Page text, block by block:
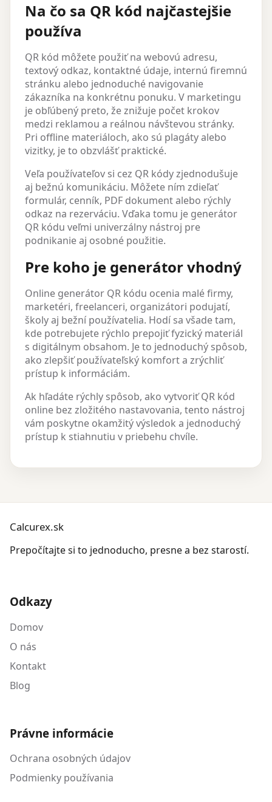
Na čo sa QR kód najčastejšie
používa
QR kód môžete použiť na webovú adresu,
textový odkaz, kontaktné údaje, internú firemnú
stránku alebo jednoduché navigovanie
zákazníka na konkrétnu ponuku. V marketingu
je obľúbený preto, že znižuje počet krokov
medzi reklamou a reálnou návštevou stránky.
Pri offline materiáloch, ako sú plagáty alebo
vizitky, je to obzvlášť praktické.
Veľa používateľov si cez QR kódy zjednodušuje
aj bežnú komunikáciu. Môžete ním zdieľať
formulár, cenník, PDF dokument alebo rýchly
odkaz na rezerváciu. Vďaka tomu je generátor
QR kódu veľmi univerzálny nástroj pre
podnikanie aj osobné použitie.
Pre koho je generátor vhodný
Online generátor QR kódu ocenia malé firmy,
marketéri, freelanceri, organizátori podujatí,
školy aj bežní používatelia. Hodí sa všade tam,
kde potrebujete rýchlo prepojiť fyzický materiál
s digitálnym obsahom. Je to jednoduchý spôsob,
ako zlepšiť používateľský komfort a zrýchliť
prístup k informáciám.
Ak hľadáte rýchly spôsob, ako vytvoriť QR kód
online bez zložitého nastavovania, tento nástroj
vám poskytne okamžitý výsledok a jednoduchý
prístup k stiahnutiu v priebehu chvíle.
Calcurex.sk
Prepočítajte si to jednoducho, presne a bez starostí.
Odkazy
Domov
O nás
Kontakt
Blog
Právne informácie
Ochrana osobných údajov
Podmienky používania